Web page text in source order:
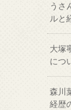
うさ
ルと
大塚
につ
森川
経歴